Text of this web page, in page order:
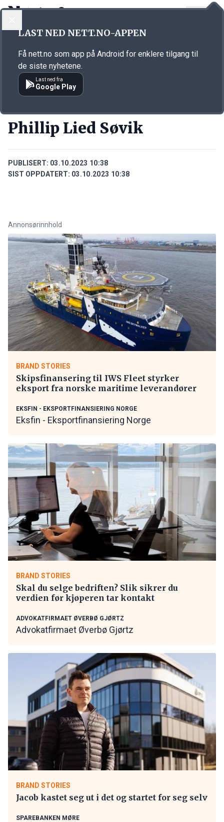
Annonsørinnhold
Phillip Lied Søvik
PUBLISERT: 03.10.2023 10:38
SIST OPPDATERT: 03.10.2023 10:38
Annonsørinnhold
BRAND STORIES
Skipsfinansering til IWS Fleet styrker
eksport fra norske maritime leverandører
EKSFIN - EKSPORTFINANSIERING NORGE
Eksfin - Eksportfinansiering Norge
BRAND STORIES
Skal du selge bedriften? Slik sikrer du
verdien før kjøperen tar kontakt
ADVOKATFIRMAET ØVERBØ GJØRTZ
Advokatfirmaet Øverbø Gjørtz
BRAND STORIES
Jacob kastet seg ut i det og startet for seg selv
SPAREBANKEN MØRE
LAST NED NETT.NO-APPEN
Få nett.no som app på Android for enklere tilgang til
de siste nyhetene.
Last ned fra
Google Play